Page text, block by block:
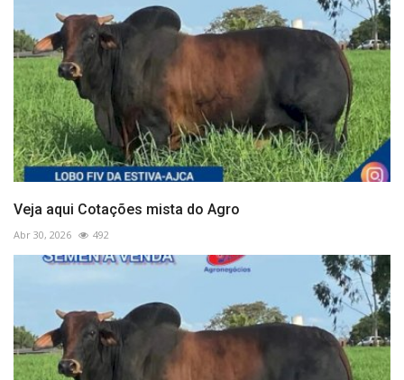
Veja aqui Cotações mista do Agro
Abr 30, 2026 492